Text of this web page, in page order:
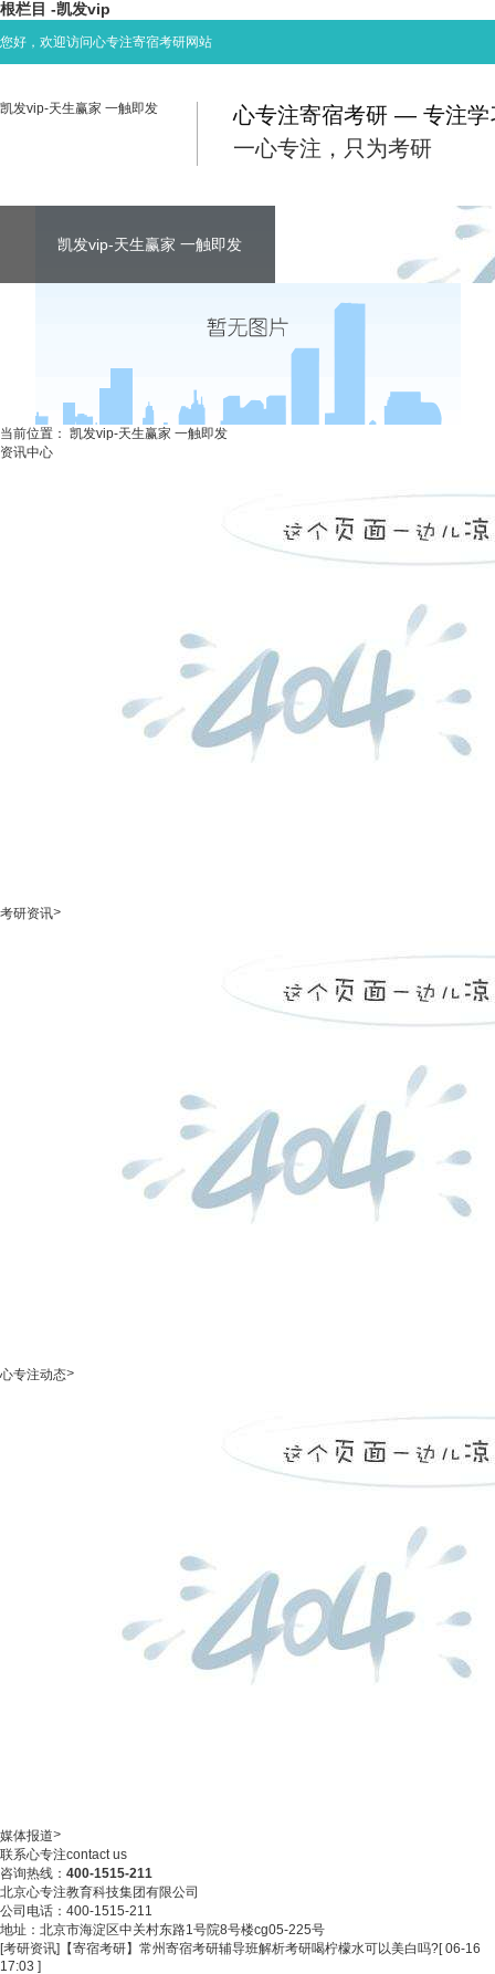
根栏目 -凯发vip
您好，欢迎访问心专注寄宿考研网站
凯发vip-天生赢家 一触即发
心专注寄宿考研 — 专注学
一心专注，只为考研
凯发vip-天生赢家 一触即发 凯发vip-天生赢家 一触即发
凯发vip-天生赢家 一触即发 考研资讯
当前位置： 凯发vip-天生赢家 一触即发
资讯中心
考研资讯>
心专注动态>
媒体报道>
联系心专注contact us
咨询热线： 400-1515-211
北京心专注教育科技集团有限公司
公司电话：400-1515-211
地址：北京市海淀区中关村东路1号院8号楼cg05-225号
[考研资讯] 【寄宿考研】常州寄宿考研辅导班解析考研喝柠檬水可以美白吗?[ 06-16
17:03 ]